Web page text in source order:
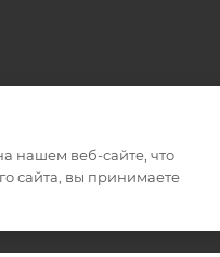
нашем веб-сайте, что
сайта, вы принимаете